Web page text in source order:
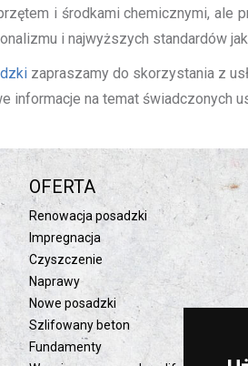
i środkami chemicznymi,
i najwyższych standardów
zapraszamy do skorzystania z
informacje na temat świadczonych
OFERTA
Renowacja posadzki
Impregnacja
Czyszczenie
Naprawy
Nowe posadzki
Szlifowany beton
Fundamenty